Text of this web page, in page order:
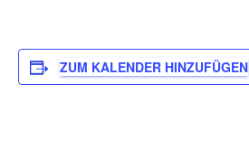
ZUM KALENDER HINZUFÜGEN